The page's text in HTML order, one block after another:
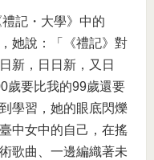
記・大學》中的
她說：「《禮記》對
新，日日新，又日
歲要比我的99歲還要
學習，她的眼底閃爍
中女中的自己，在搖
歌曲、一邊編織著未